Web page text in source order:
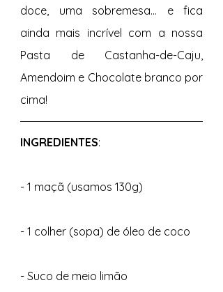
doce, uma sobremesa... e fica
ainda mais incrível com a nossa
Pasta de Castanha-de-Caju,
Amendoim e Chocolate branco por
cima!
INGREDIENTES:
- 1 maçã (usamos 130g)
- 1 colher (sopa) de óleo de coco
- Suco de meio limão